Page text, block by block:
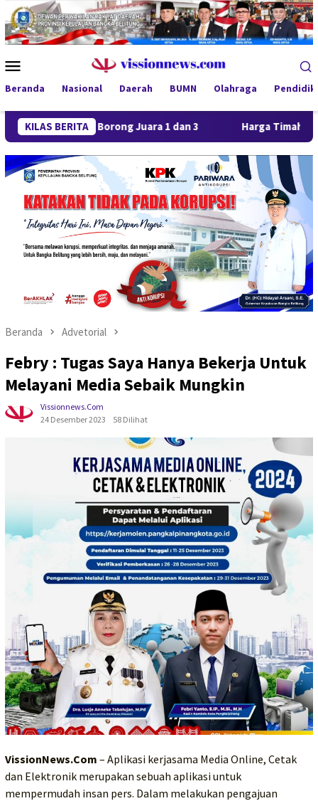
Loncat
ke
konten
Mobile
Beranda Nasional Daerah BUMN Olahraga
KILAS BERITA
FC Borong Juara 1 dan 3 Harga Timah Turun,
Beranda Advetorial
Febry : Tugas Saya Hanya Bekerja Untuk
Melayani Media Sebaik Mungkin
Vissionnews.com
24 Desember 2023
58 Dilihat
VissionNews.Com – Aplikasi kerjasama Media Online, Cetak
dan Elektronik merupakan sebuah aplikasi untuk
mempermudah insan pers. Dalam melakukan pengajuan